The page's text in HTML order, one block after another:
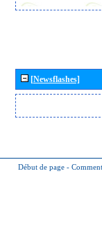
[Newsflashes]
Début de page -